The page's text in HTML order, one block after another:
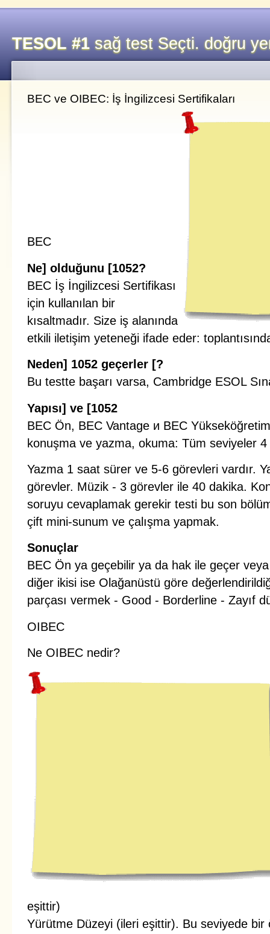
TESOL #1sağ test Seçti. doğru
BEC ve OIBEC: İş İngilizcesi Sertifikaları
BEC
Ne] olduğunu [1052?
BEC İş İngilizcesi Sertifikası
için kullanılan bir
kısaltmadır. Size iş alanında
etkili iletişim yeteneği ifade eder:
Neden] 1052 geçerler [?
Bu testte başarı varsa, Cambridge ESOL
Yapısı] ve [1052
BEC Ön, BEC Vantage и BEC
konuşma ve yazma, okuma: Tüm seviyeler
Yazma 1 saat sürer ve 5-6 görevleri vardır.
görevler. Müzik - 3 görevler ile 40 dakika.
soruyu cevaplamak gerekir testi bu son
çift mini-sunum ve çalışma yapmak.
Sonuçlar
BEC Ön ya geçebilir ya da hak ile geçer veya
diğer ikisi ise Olağanüstü göre
parçası vermek - Good - Borderline - Zayıf
OIBEC
Ne OIBEC nedir?
eşittir)
Yürütme Düzeyi (ileri eşittir). Bu seviyede bir